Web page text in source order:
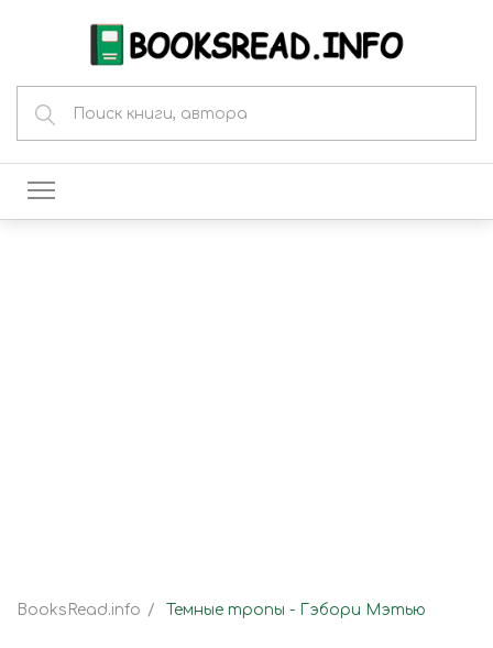
BooksRead.info Темные тропы - Гэбори Мэтью